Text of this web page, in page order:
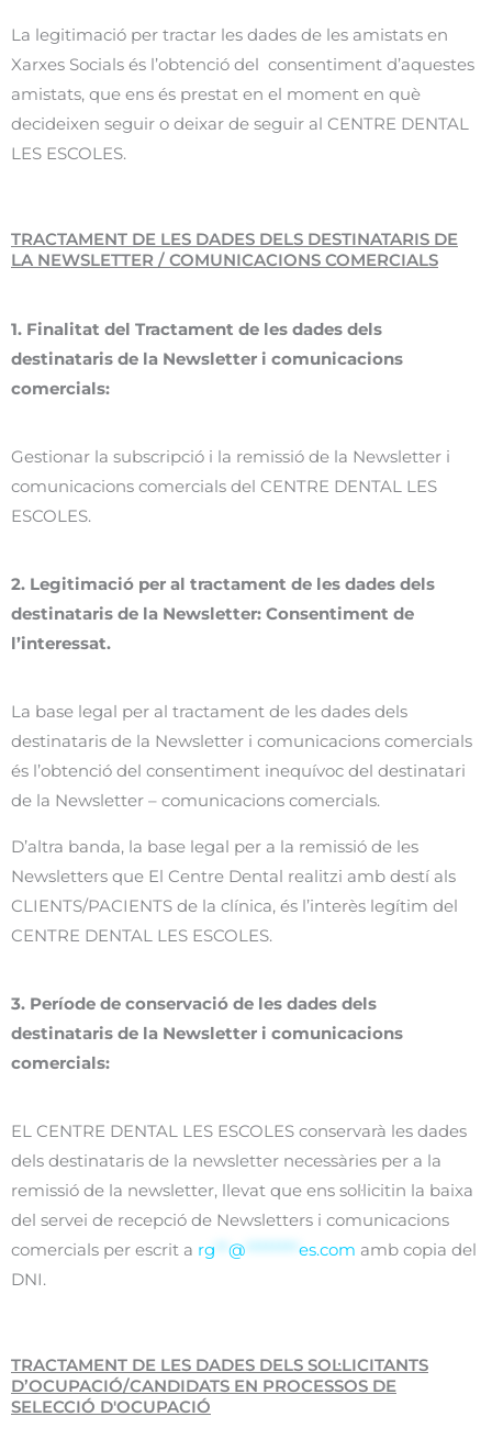
La legitimació per tractar les dades de les amistats en
Xarxes Socials és l’obtenció del consentiment d’aquestes
amistats, que ens és prestat en el moment en què
decideixen seguir o deixar de seguir al CENTRE DENTAL
LES ESCOLES.
TRACTAMENT DE LES DADES DELS DESTINATARIS DE
LA NEWSLETTER / COMUNICACIONS COMERCIALS
1. Finalitat del Tractament de les dades dels
destinataris de la Newsletter i comunicacions
comercials:
Gestionar la subscripció i la remissió de la Newsletter i
comunicacions comercials del CENTRE DENTAL LES
ESCOLES.
2. Legitimació per al tractament de les dades dels
destinataris de la Newsletter: Consentiment de
l’interessat.
La base legal per al tractament de les dades dels
destinataris de la Newsletter i comunicacions comercials
és l’obtenció del consentiment inequívoc del destinatari
de la Newsletter – comunicacions comercials.
D’altra banda, la base legal per a la remissió de les
Newsletters que El Centre Dental realitzi amb destí als
CLIENTS/PACIENTS de la clínica, és l’interès legítim del
CENTRE DENTAL LES ESCOLES.
3. Període de conservació de les dades dels
destinataris de la Newsletter i comunicacions
comercials:
EL CENTRE DENTAL LES ESCOLES conservarà les dades
dels destinataris de la newsletter necessàries per a la
remissió de la newsletter, llevat que ens sol·licitin la baixa
del servei de recepció de Newsletters i comunicacions
comercials per escrit a rg @ es.com amb copia del
DNI.
TRACTAMENT DE LES DADES DELS SOL·LICITANTS
D’OCUPACIÓ/CANDIDATS EN PROCESSOS DE
SELECCIÓ D'OCUPACIÓ